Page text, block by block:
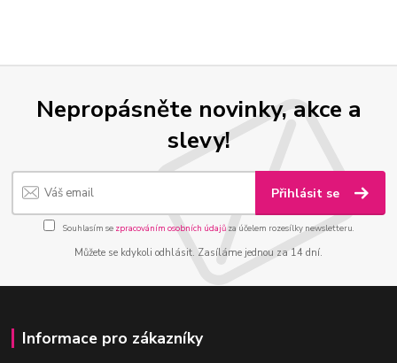
Nepropásněte novinky, akce a
slevy!
Přihlásit se
Souhlasím se zpracováním osobních údajůza účelem rozesílky newsletteru.
Můžete se kdykoli odhlásit. Zasíláme jednou za 14 dní.
Informace pro zákazníky